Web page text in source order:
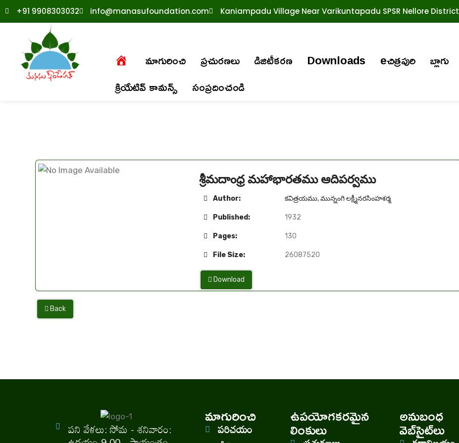
+91 9908303032 info@manasufoundation.com Kaniampadu Village Near Varikuntapadu SPSR Nellore District
మాగురించి ప్రచురణలు డిజిటీకరణ Downloads eచిత్రపురి బ్లాగు
క్రియేటివ్ కామన్స్
సంప్రదించండి
శ్రీమదాంధ్ర మహాభారతము ఆదిపర్వము
Author: కవిత్రయము, మున్నంగి లక్ష్మీనరసింహశర్మ
Published: 1932
Pages: 130
File Size: 26087520
Download
Back
పని వేళలు: సోమ - శనివారం:
మాగురించి
పరిచయం
ఉపయోగకరమైన
లింకులు
అనుబంధ
వెబ్‌సైట్‌లు